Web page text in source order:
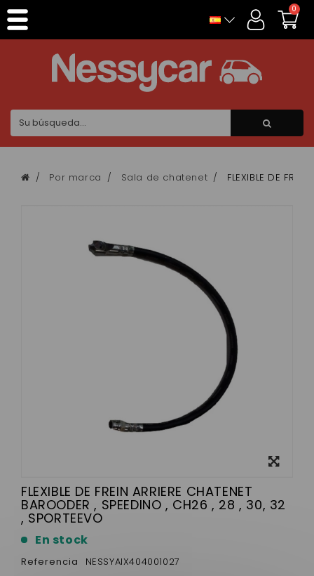
0
Por marca Sala de chatenet FLEXIBLE DE
FLEXIBLE DE FREIN ARRIERE CHATENET
BAROODER , SPEEDINO , CH26 , 28 , 30, 32
, SPORTEEVO
En stock
Referencia NESSYAIX404001027
Panel de gestión de cookies